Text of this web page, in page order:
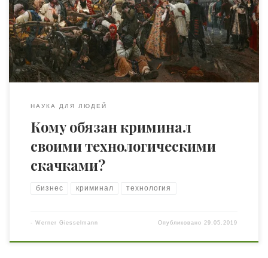
тематике, невозможно оставаться в неведении
относительно сего прискорбного факта. Сегодня я хочу
рассказать об исторических причинах укрепления
позиций криминальной традиции в вашей стране и
ментальных предпосылках существования […]
НАУКА ДЛЯ ЛЮДЕЙ
Кому обязан криминал
своими технологическими
скачками?
бизнес криминал технология
- Werner Giesselmann Опубликовано29.05.2019